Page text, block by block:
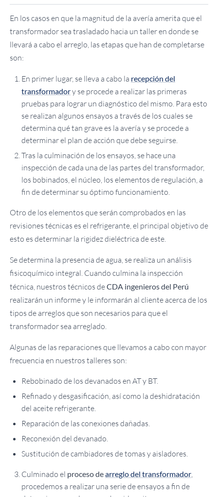
En los casos en que la magnitud de la avería amerita que el
transformador sea trasladado hacia un taller en donde se
llevará a cabo el arreglo, las etapas que han de completarse
son:
En primer lugar, se lleva a cabo la recepción del
transformadory se procede a realizar las primeras
pruebas para lograr un diagnóstico del mismo. Para esto
se realizan algunos ensayos a través de los cuales se
determina qué tan grave es la avería y se procede a
determinar el plan de acción que debe seguirse.
Tras la culminación de los ensayos, se hace una
inspección de cada una de las partes del transformador,
los bobinados, el núcleo, los elementos de regulación, a
fin de determinar su óptimo funcionamiento.
Otro de los elementos que serán comprobados en las
revisiones técnicas es el refrigerante, el principal objetivo de
esto es determinar la rigidez dieléctrica de este.
Se determina la presencia de agua, se realiza un análisis
fisicoquímico integral. Cuando culmina la inspección
técnica, nuestros técnicos deCDA ingenieros del Perú
realizarán un informe y le informarán al cliente acerca de los
tipos de arreglos que son necesarios para que el
transformador sea arreglado.
Algunas de las reparaciones que llevamos a cabo con mayor
frecuencia en nuestros talleres son:
Rebobinado de los devanados en AT y BT.
Refinado y desgasificación, así como la deshidratación
del aceite refrigerante.
Reparación de las conexiones dañadas.
Reconexión del devanado.
Sustitución de cambiadores de tomas y aisladores.
Culminado el proceso dearreglo del transformador
procedemos a realizar una serie de ensayos a fin de